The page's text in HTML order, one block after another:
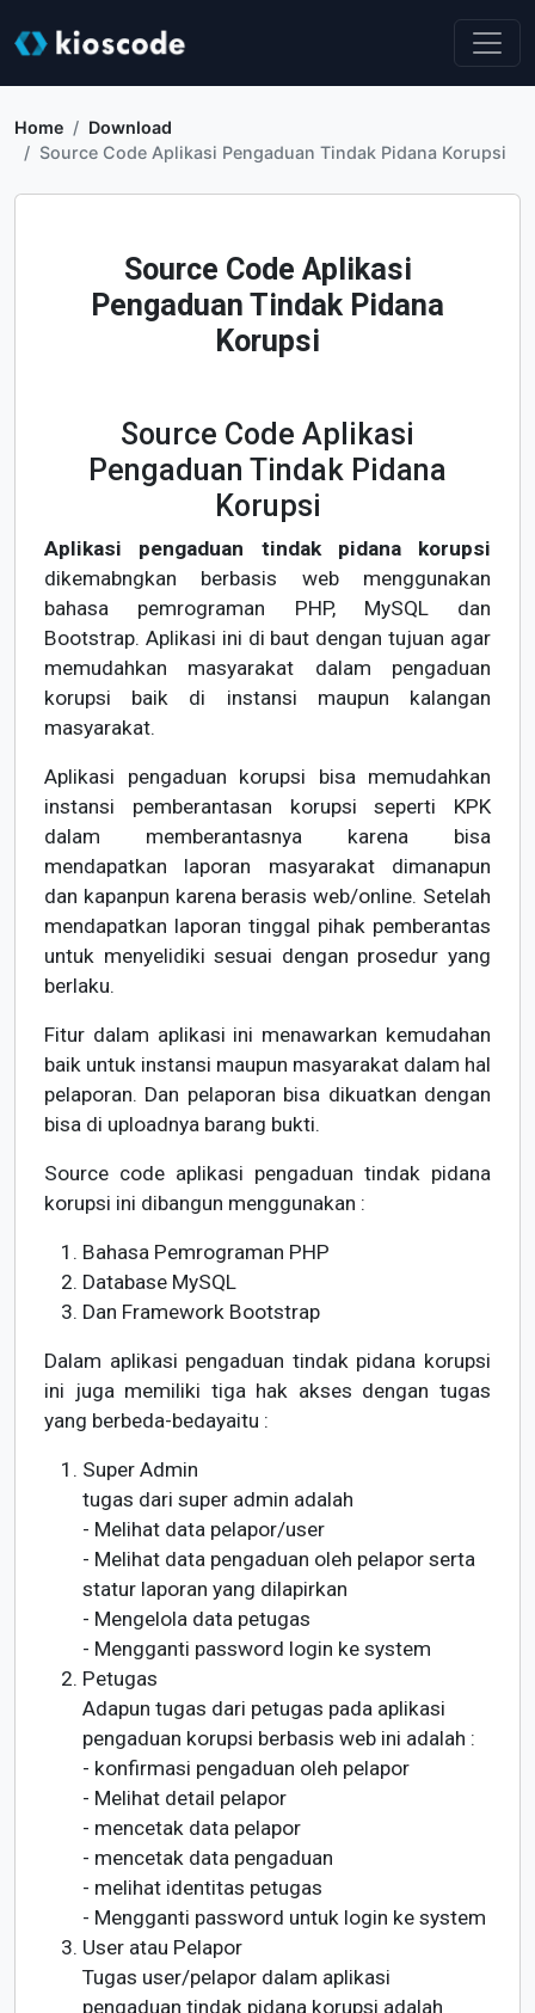
Home
Download
Source Code Aplikasi Pengaduan Tindak Pidana Korupsi
Source Code Aplikasi
Pengaduan Tindak Pidana
Korupsi
Source Code Aplikasi
Pengaduan Tindak Pidana
Korupsi
Aplikasi pengaduan tindak pidana korupsi
dikemabngkan berbasis web menggunakan
bahasa pemrograman PHP, MySQL dan
Bootstrap. Aplikasi ini di baut dengan tujuan agar
memudahkan masyarakat dalam pengaduan
korupsi baik di instansi maupun kalangan
masyarakat.
Aplikasi pengaduan korupsi bisa memudahkan
instansi pemberantasan korupsi seperti KPK
dalam memberantasnya karena bisa
mendapatkan laporan masyarakat dimanapun
dan kapanpun karena berasis web/online. Setelah
mendapatkan laporan tinggal pihak pemberantas
untuk menyelidiki sesuai dengan prosedur yang
berlaku.
Fitur dalam aplikasi ini menawarkan kemudahan
baik untuk instansi maupun masyarakat dalam hal
pelaporan. Dan pelaporan bisa dikuatkan dengan
bisa di uploadnya barang bukti.
Source code aplikasi pengaduan tindak pidana
korupsi ini dibangun menggunakan :
Bahasa Pemrograman PHP
Database MySQL
Dan Framework Bootstrap
Dalam aplikasi pengaduan tindak pidana korupsi
ini juga memiliki tiga hak akses dengan tugas
yang berbeda-bedayaitu :
Super Admin
tugas dari super admin adalah
- Melihat data pelapor/user
- Melihat data pengaduan oleh pelapor serta
statur laporan yang dilapirkan
- Mengelola data petugas
- Mengganti password login ke system
Petugas
Adapun tugas dari petugas pada aplikasi
pengaduan korupsi berbasis web ini adalah :
- konfirmasi pengaduan oleh pelapor
- Melihat detail pelapor
- mencetak data pelapor
- mencetak data pengaduan
- melihat identitas petugas
- Mengganti password untuk login ke system
User atau Pelapor
Tugas user/pelapor dalam aplikasi
pengaduan tindak pidana korupsi adalah